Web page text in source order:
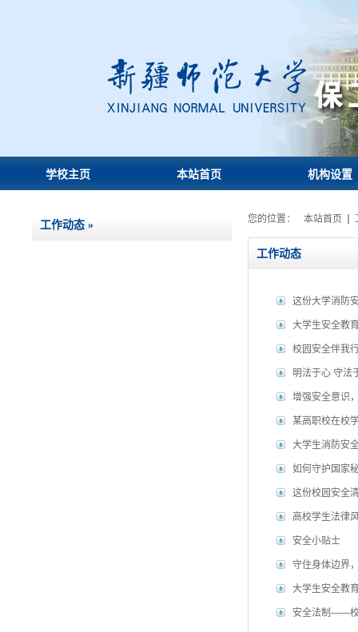
学校主页 本站首页 机构设置
工作动态 » 您的位置： 本站首页
工作动态
这份大学消防
大学生安全教
校园安全伴我
明法于心 守法
增强安全意识
某高职校在校
大学生消防安
如何守护国家
这份校园安全
高校学生法律
安全小贴士
守住身体边界
大学生安全教
安全法制——校